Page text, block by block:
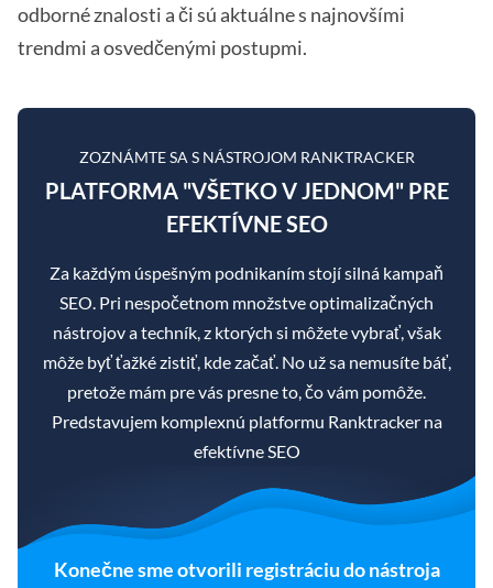
odborné znalosti a či sú aktuálne s najnovšími
trendmi a osvedčenými postupmi.
ZOZNÁMTE SA S NÁSTROJOM RANKTRACKER
PLATFORMA "VŠETKO V JEDNOM" PRE
EFEKTÍVNE SEO
Za každým úspešným podnikaním stojí silná kampaň
SEO. Pri nespočetnom množstve optimalizačných
nástrojov a techník, z ktorých si môžete vybrať, však
môže byť ťažké zistiť, kde začať. No už sa nemusíte báť,
pretože mám pre vás presne to, čo vám pomôže.
Predstavujem komplexnú platformu Ranktracker na
efektívne SEO
Konečne sme otvorili registráciu do nástroja